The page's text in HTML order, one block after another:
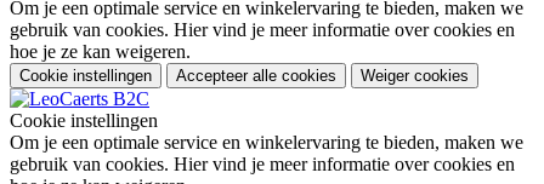
Om je een optimale service en winkelervaring te bieden, maken we
gebruik van cookies. Hier vind je meer informatie over cookies en
hoe je ze kan weigeren.
Cookie instellingen Accepteer alle cookies Weiger cookies
Cookie instellingen
Om je een optimale service en winkelervaring te bieden, maken we
gebruik van cookies. Hier vind je meer informatie over cookies en